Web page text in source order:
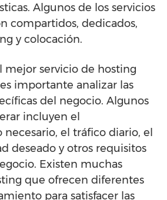
Algunos de los servicios
compartidos, dedicados,
y colocación.
mejor servicio de hosting
importante analizar las
del negocio. Algunos
incluyen el
el tráfico diario, el
deseado y otros requisitos
Existen muchas
que ofrecen diferentes
para satisfacer las